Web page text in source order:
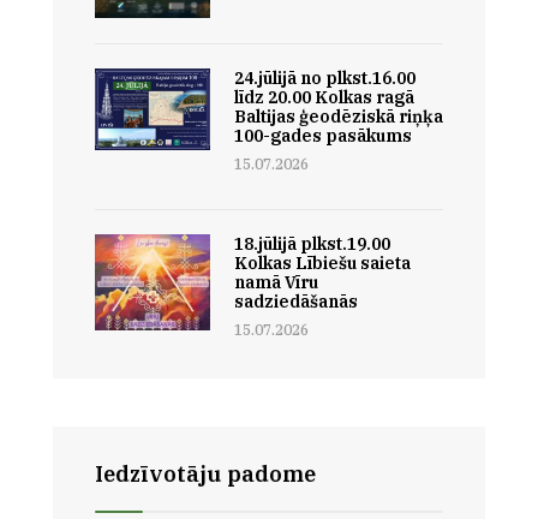
24.jūlijā no plkst.16.00
līdz 20.00 Kolkas ragā
Baltijas ģeodēziskā riņķa
100-gades pasākums
15.07.2026
18.jūlijā plkst.19.00
Kolkas Lībiešu saieta
namā Vīru
sadziedāšanās
15.07.2026
Iedzīvotāju padome